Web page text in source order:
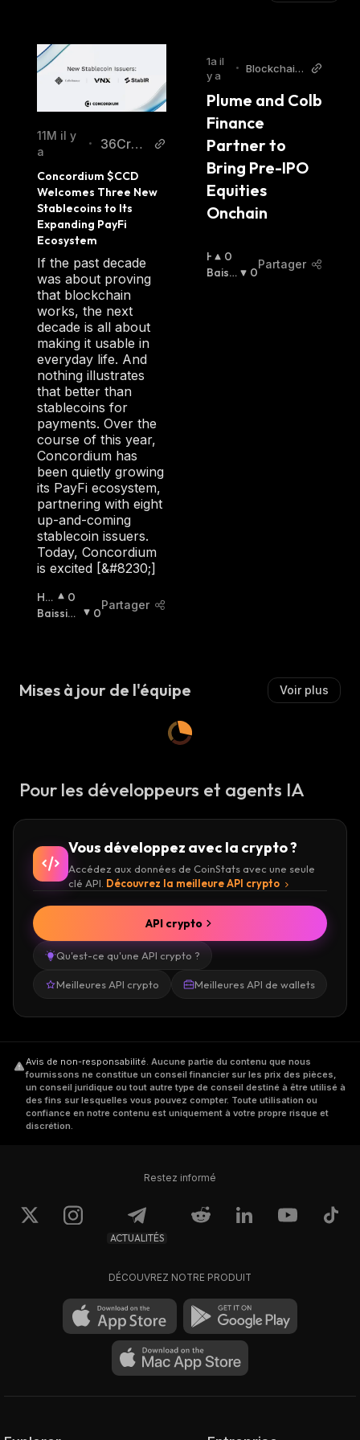
11M il y
a
•
36Cryp
Concordium $CCD
Welcomes Three New
Stablecoins to Its
Expanding PayFi
Ecosystem
If the past decade
was about proving
that blockchain
works, the next
decade is all about
making it usable in
everyday life. And
nothing illustrates
that better than
stablecoins for
payments. Over the
course of this year,
Concordium has
been quietly growing
its PayFi ecosystem,
partnering with eight
up-and-coming
stablecoin issuers.
Today, Concordium
is excited [&#8230;]
Ha
Uss
0
Baissier
0
Partager
1a il
y a
•
Blockchain
Plume and Colb
Finance
Partner to
Bring Pre-IPO
Equities
Onchain
H
A
0
Baissi
0
Partager
Mises à jour de l'équipe Voir plus
Pour les développeurs et agents IA
Vous développez avec la crypto ?
Accédez aux données de CoinStats avec une seule
clé API. Découvrez la meilleure API crypto
Qu'est-ce qu'une API crypto ?
Meilleures API crypto Meilleures API de wallets
API crypto
Avis de non-responsabilité. Aucune partie du contenu que nous
fournissons ne constitue un conseil financier sur les prix des pièces,
un conseil juridique ou tout autre type de conseil destiné à être utilisé à
des fins sur lesquelles vous pouvez compter. Toute utilisation ou
confiance en notre contenu est uniquement à votre propre risque et
discrétion.
Restez informé
ACTUALITÉS
DÉCOUVREZ NOTRE PRODUIT